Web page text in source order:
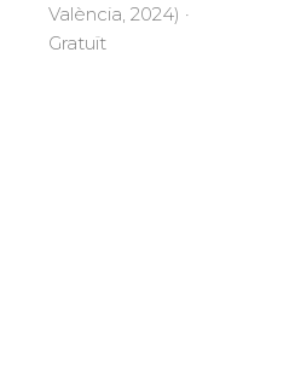
València, 2024) ·
Gratuït